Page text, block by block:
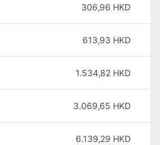
306,96 HKD
613,93 HKD
1.534,82 HKD
3.069,65 HKD
6.139,29 HKD